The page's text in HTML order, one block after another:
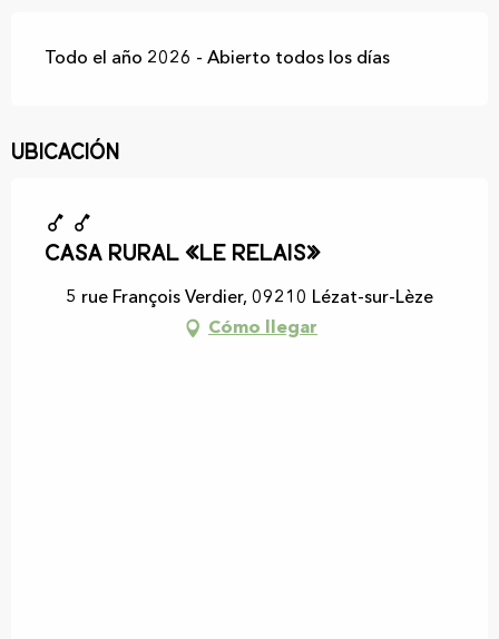
Todo el año 2026 - Abierto todos los días
Ubicación
Casa rural «Le Relais»
5 rue François Verdier, 09210 Lézat-sur-Lèze
Cómo llegar